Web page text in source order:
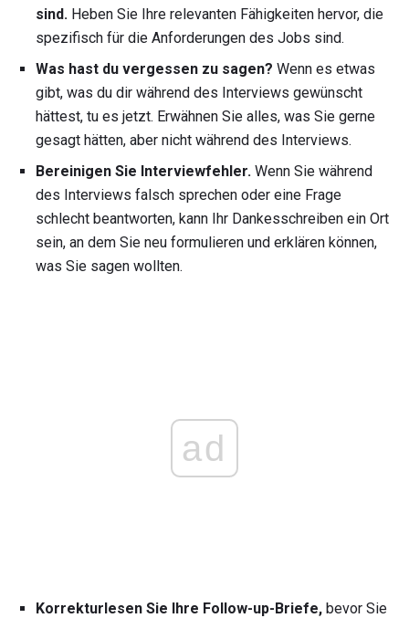
sind. Heben Sie Ihre relevanten Fähigkeiten hervor, die
spezifisch für die Anforderungen des Jobs sind.
Was hast du vergessen zu sagen? Wenn es etwas
gibt, was du dir während des Interviews gewünscht
hättest, tu es jetzt. Erwähnen Sie alles, was Sie gerne
gesagt hätten, aber nicht während des Interviews.
Bereinigen Sie Interviewfehler. Wenn Sie während
des Interviews falsch sprechen oder eine Frage
schlecht beantworten, kann Ihr Dankesschreiben ein Ort
sein, an dem Sie neu formulieren und erklären können,
was Sie sagen wollten.
ad
Korrekturlesen Sie Ihre Follow-up-Briefe, bevor Sie